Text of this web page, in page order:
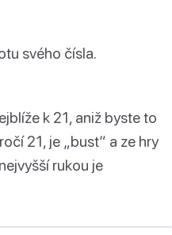
svého čísla.
k 21, aniž byste to
21, je „bust“ a ze hry
rukou je